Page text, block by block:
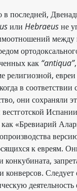
в последней,
или Hebraeusне
между
как “antiqua”
религиозной,
в
они сохраняли
«Бревиарий
к евреям.
Следует
деятельность